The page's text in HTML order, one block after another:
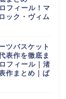
フィール！マ
ック・ヴィム
ツバスケット
表作を徹底ま
フィール｜渚
作まとめ｜ぱ